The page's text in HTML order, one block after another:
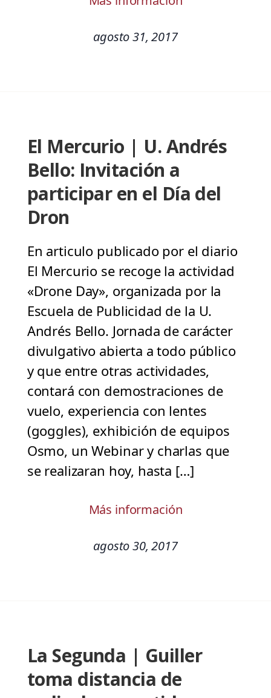
agosto 31, 2017
El Mercurio | U. Andrés
Bello: Invitación a
participar en el Día del
Dron
En articulo publicado por el diario
El Mercurio se recoge la actividad
«Drone Day», organizada por la
Escuela de Publicidad de la U.
Andrés Bello. Jornada de carácter
divulgativo abierta a todo público
y que entre otras actividades,
contará con demostraciones de
vuelo, experiencia con lentes
(goggles), exhibición de equipos
Osmo, un Webinar y charlas que
se realizaran hoy, hasta […]
Más información
agosto 30, 2017
La Segunda | Guiller
toma distancia de